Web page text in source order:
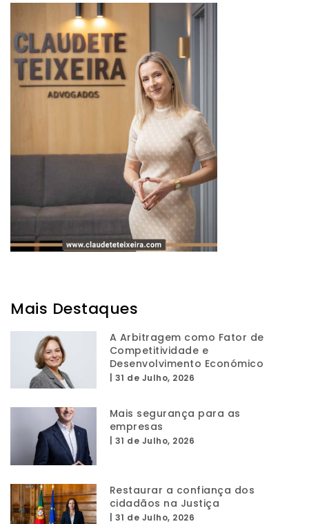
Mais Destaques
A Arbitragem como Fator de
Competitividade e
Desenvolvimento Económico
31 de Julho, 2026
Mais segurança para as
empresas
31 de Julho, 2026
Restaurar a confiança dos
cidadãos na Justiça
31 de Julho, 2026